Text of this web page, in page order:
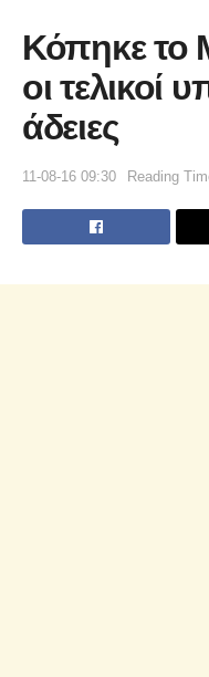
Κόπηκε το
οι τελικοί
άδειες
11-08-16 09:30 Reading